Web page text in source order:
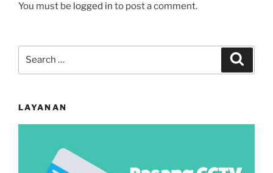
You must be logged in to post a comment.
LAYANAN